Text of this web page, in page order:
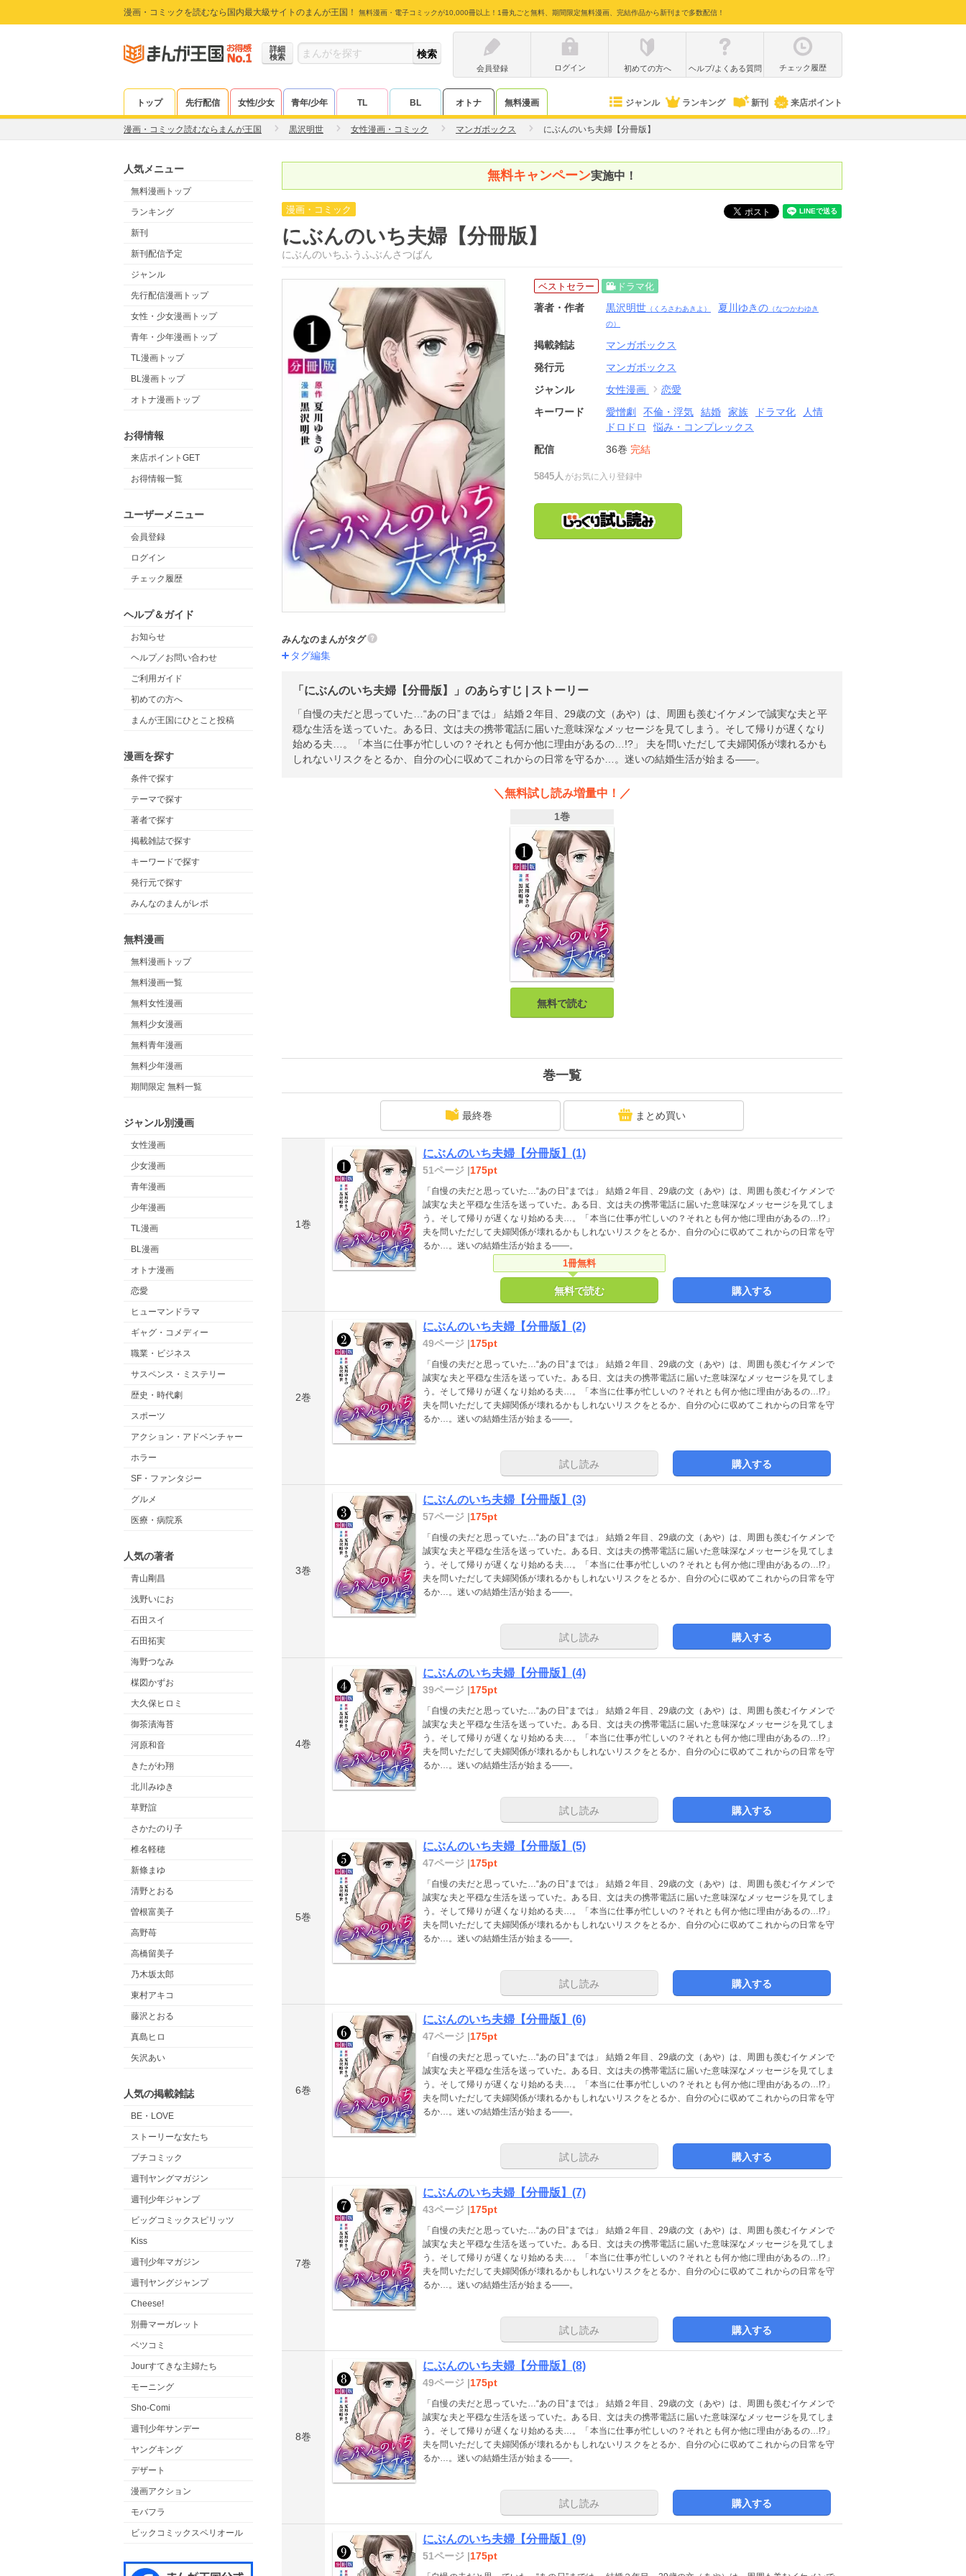
漫画・コミックを読むなら国内最大級サイトのまんが王国！ 無料漫画・電子コミックが10,000冊以上！1冊丸ごと無料、期間限定無料漫画、完結作品から新刊まで多数配信！
詳細
検索
会員登録
ログイン 初めての方へ ヘルプ/よくある質問 チェック履歴
トップ 先行配信 女性/少女 青年/少年 TL BL オトナ 無料漫画 ジャンル ランキング 新刊 来店ポイント
漫画・コミック読むならまんが王国 黒沢明世 女性漫画・コミック マンガボックス にぶんのいち夫婦【分冊版】
人気メニュー
無料漫画トップ
ランキング
新刊
新刊配信予定
ジャンル
先行配信漫画トップ
女性・少女漫画トップ
青年・少年漫画トップ
TL漫画トップ
BL漫画トップ
オトナ漫画トップ
お得情報
来店ポイントGET
お得情報一覧
ユーザーメニュー
会員登録
ログイン
チェック履歴
ヘルプ＆ガイド
お知らせ
ヘルプ／お問い合わせ
ご利用ガイド
初めての方へ
まんが王国にひとこと投稿
漫画を探す
条件で探す
テーマで探す
著者で探す
掲載雑誌で探す
キーワードで探す
発行元で探す
みんなのまんがレポ
無料漫画
無料漫画トップ
無料漫画一覧
無料女性漫画
無料少女漫画
無料青年漫画
無料少年漫画
期間限定 無料一覧
ジャンル別漫画
女性漫画
少女漫画
青年漫画
少年漫画
TL漫画
BL漫画
オトナ漫画
恋愛
ヒューマンドラマ
ギャグ・コメディー
職業・ビジネス
サスペンス・ミステリー
歴史・時代劇
スポーツ
アクション・アドベンチャー
ホラー
SF・ファンタジー
グルメ
医療・病院系
人気の著者
青山剛昌
浅野いにお
石田スイ
石田拓実
海野つなみ
楳図かずお
大久保ヒロミ
御茶漬海苔
河原和音
きたがわ翔
北川みゆき
草野誼
さかたのり子
椎名軽穂
新條まゆ
清野とおる
曽根富美子
高野苺
高橋留美子
乃木坂太郎
東村アキコ
藤沢とおる
真島ヒロ
矢沢あい
人気の掲載雑誌
BE・LOVE
ストーリーな女たち
プチコミック
週刊ヤングマガジン
週刊少年ジャンプ
ビッグコミックスピリッツ
Kiss
週刊少年マガジン
週刊ヤングジャンプ
Cheese!
別冊マーガレット
ベツコミ
Jourすてきな主婦たち
モーニング
Sho-Comi
週刊少年サンデー
ヤングキング
デザート
漫画アクション
モバフラ
ビックコミックスペリオール
無料キャンペーン実施中！
漫画・コミック
にぶんのいち夫婦【分冊版】
にぶんのいちふうふぶんさつばん
ベストセラー ドラマ化
著者・作者 黒沢明世 （くろさわあきよ） 夏川ゆきの （なつかわゆき
の）
掲載雑誌
マンガボックス
発行元
マンガボックス
ジャンル
女性漫画
恋愛
キーワード
愛憎劇 不倫・浮気 結婚 家族 ドラマ化
人情
ドロドロ
悩み・コンプレックス
配信
36巻 完結
5845人 がお気に入り登録中
みんなのまんがタグ
タグ編集
「にぶんのいち夫婦【分冊版】」のあらすじ | ストーリー
「自慢の夫だと思っていた…“あの日”までは」 結婚２年目、29歳の文（あや）は、周囲も羨むイケメンで誠実な夫と平
穏な生活を送っていた。ある日、文は夫の携帯電話に届いた意味深なメッセージを見てしまう。そして帰りが遅くなり
始める夫…。「本当に仕事が忙しいの？それとも何か他に理由があるの…!?」 夫を問いただして夫婦関係が壊れるかも
しれないリスクをとるか、自分の心に収めてこれからの日常を守るか…。迷いの結婚生活が始まる――。
＼無料試し読み増量中！／
1巻
無料で読む
巻一覧
最終巻 まとめ買い
1巻
にぶんのいち夫婦【分冊版】(1)
51ページ |175pt
「自慢の夫だと思っていた…“あの日”までは」 結婚２年目、29歳の文（あや）は、周囲も羨むイケメンで
誠実な夫と平穏な生活を送っていた。ある日、文は夫の携帯電話に届いた意味深なメッセージを見てしま
う。そして帰りが遅くなり始める夫…。「本当に仕事が忙しいの？それとも何か他に理由があるの…!?」
夫を問いただして夫婦関係が壊れるかもしれないリスクをとるか、自分の心に収めてこれからの日常を守
るか…。迷いの結婚生活が始まる――。
1冊無料
無料で読む 購入する
2巻
にぶんのいち夫婦【分冊版】(2)
49ページ |175pt
「自慢の夫だと思っていた…“あの日”までは」 結婚２年目、29歳の文（あや）は、周囲も羨むイケメンで
誠実な夫と平穏な生活を送っていた。ある日、文は夫の携帯電話に届いた意味深なメッセージを見てしま
う。そして帰りが遅くなり始める夫…。「本当に仕事が忙しいの？それとも何か他に理由があるの…!?」
夫を問いただして夫婦関係が壊れるかもしれないリスクをとるか、自分の心に収めてこれからの日常を守
るか…。迷いの結婚生活が始まる――。
試し読み 購入する
3巻
にぶんのいち夫婦【分冊版】(3)
57ページ |175pt
「自慢の夫だと思っていた…“あの日”までは」 結婚２年目、29歳の文（あや）は、周囲も羨むイケメンで
誠実な夫と平穏な生活を送っていた。ある日、文は夫の携帯電話に届いた意味深なメッセージを見てしま
う。そして帰りが遅くなり始める夫…。「本当に仕事が忙しいの？それとも何か他に理由があるの…!?」
夫を問いただして夫婦関係が壊れるかもしれないリスクをとるか、自分の心に収めてこれからの日常を守
るか…。迷いの結婚生活が始まる――。
試し読み 購入する
4巻
にぶんのいち夫婦【分冊版】(4)
39ページ |175pt
「自慢の夫だと思っていた…“あの日”までは」 結婚２年目、29歳の文（あや）は、周囲も羨むイケメンで
誠実な夫と平穏な生活を送っていた。ある日、文は夫の携帯電話に届いた意味深なメッセージを見てしま
う。そして帰りが遅くなり始める夫…。「本当に仕事が忙しいの？それとも何か他に理由があるの…!?」
夫を問いただして夫婦関係が壊れるかもしれないリスクをとるか、自分の心に収めてこれからの日常を守
るか…。迷いの結婚生活が始まる――。
試し読み 購入する
5巻
にぶんのいち夫婦【分冊版】(5)
47ページ |175pt
「自慢の夫だと思っていた…“あの日”までは」 結婚２年目、29歳の文（あや）は、周囲も羨むイケメンで
誠実な夫と平穏な生活を送っていた。ある日、文は夫の携帯電話に届いた意味深なメッセージを見てしま
う。そして帰りが遅くなり始める夫…。「本当に仕事が忙しいの？それとも何か他に理由があるの…!?」
夫を問いただして夫婦関係が壊れるかもしれないリスクをとるか、自分の心に収めてこれからの日常を守
るか…。迷いの結婚生活が始まる――。
試し読み 購入する
6巻
にぶんのいち夫婦【分冊版】(6)
47ページ |175pt
「自慢の夫だと思っていた…“あの日”までは」 結婚２年目、29歳の文（あや）は、周囲も羨むイケメンで
誠実な夫と平穏な生活を送っていた。ある日、文は夫の携帯電話に届いた意味深なメッセージを見てしま
う。そして帰りが遅くなり始める夫…。「本当に仕事が忙しいの？それとも何か他に理由があるの…!?」
夫を問いただして夫婦関係が壊れるかもしれないリスクをとるか、自分の心に収めてこれからの日常を守
るか…。迷いの結婚生活が始まる――。
試し読み 購入する
7巻
にぶんのいち夫婦【分冊版】(7)
43ページ |175pt
「自慢の夫だと思っていた…“あの日”までは」 結婚２年目、29歳の文（あや）は、周囲も羨むイケメンで
誠実な夫と平穏な生活を送っていた。ある日、文は夫の携帯電話に届いた意味深なメッセージを見てしま
う。そして帰りが遅くなり始める夫…。「本当に仕事が忙しいの？それとも何か他に理由があるの…!?」
夫を問いただして夫婦関係が壊れるかもしれないリスクをとるか、自分の心に収めてこれからの日常を守
るか…。迷いの結婚生活が始まる――。
試し読み 購入する
8巻
にぶんのいち夫婦【分冊版】(8)
49ページ |175pt
「自慢の夫だと思っていた…“あの日”までは」 結婚２年目、29歳の文（あや）は、周囲も羨むイケメンで
誠実な夫と平穏な生活を送っていた。ある日、文は夫の携帯電話に届いた意味深なメッセージを見てしま
う。そして帰りが遅くなり始める夫…。「本当に仕事が忙しいの？それとも何か他に理由があるの…!?」
夫を問いただして夫婦関係が壊れるかもしれないリスクをとるか、自分の心に収めてこれからの日常を守
るか…。迷いの結婚生活が始まる――。
試し読み 購入する
にぶんのいち夫婦【分冊版】(9)
51ページ |175pt